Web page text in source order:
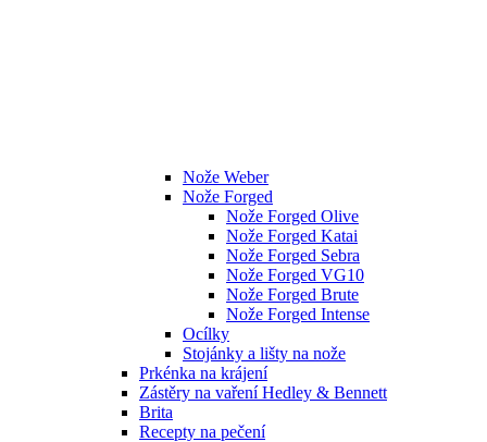
Nože Weber
Nože Forged
Nože Forged Olive
Nože Forged Katai
Nože Forged Sebra
Nože Forged VG10
Nože Forged Brute
Nože Forged Intense
Ocílky
Stojánky a lišty na nože
Prkénka na krájení
Zástěry na vaření Hedley & Bennett
Brita
Recepty na pečení